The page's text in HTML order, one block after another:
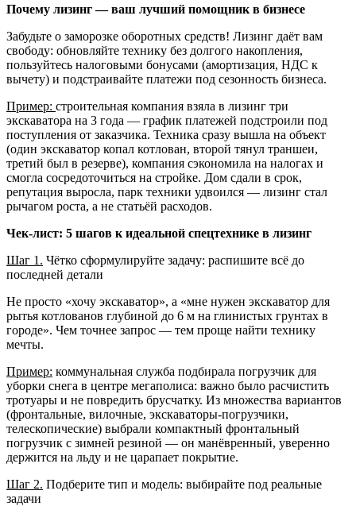
Почему лизинг — ваш лучший помощник в бизнесе
Забудьте о заморозке оборотных средств! Лизинг даёт вам
свободу: обновляйте технику без долгого накопления,
пользуйтесь налоговыми бонусами (амортизация, НДС к
вычету) и подстраивайте платежи под сезонность бизнеса.
Пример: строительная компания взяла в лизинг три
экскаватора на 3 года — график платежей подстроили под
поступления от заказчика. Техника сразу вышла на объект
(один экскаватор копал котлован, второй тянул траншеи,
третий был в резерве), компания сэкономила на налогах и
смогла сосредоточиться на стройке. Дом сдали в срок,
репутация выросла, парк техники удвоился — лизинг стал
рычагом роста, а не статьёй расходов.
Чек‑лист: 5 шагов к идеальной спецтехнике в лизинг
Шаг 1. Чётко сформулируйте задачу: распишите всё до
последней детали
Не просто «хочу экскаватор», а «мне нужен экскаватор для
рытья котлованов глубиной до 6 м на глинистых грунтах в
городе». Чем точнее запрос — тем проще найти технику
мечты.
Пример: коммунальная служба подбирала погрузчик для
уборки снега в центре мегаполиса: важно было расчистить
тротуары и не повредить брусчатку. Из множества вариантов
(фронтальные, вилочные, экскаваторы‑погрузчики,
телескопические) выбрали компактный фронтальный
погрузчик с зимней резиной — он манёвренный, уверенно
держится на льду и не царапает покрытие.
Шаг 2. Подберите тип и модель: выбирайте под реальные
задачи